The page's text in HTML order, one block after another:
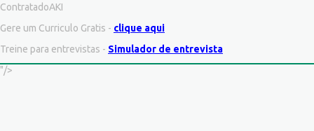
ContratadoAKI
Gere um Curriculo Gratis - clique aqui
Treine para entrevistas - Simulador de entrevista
"/>